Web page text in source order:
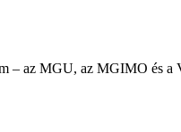
– az MGU, az MGIMO és